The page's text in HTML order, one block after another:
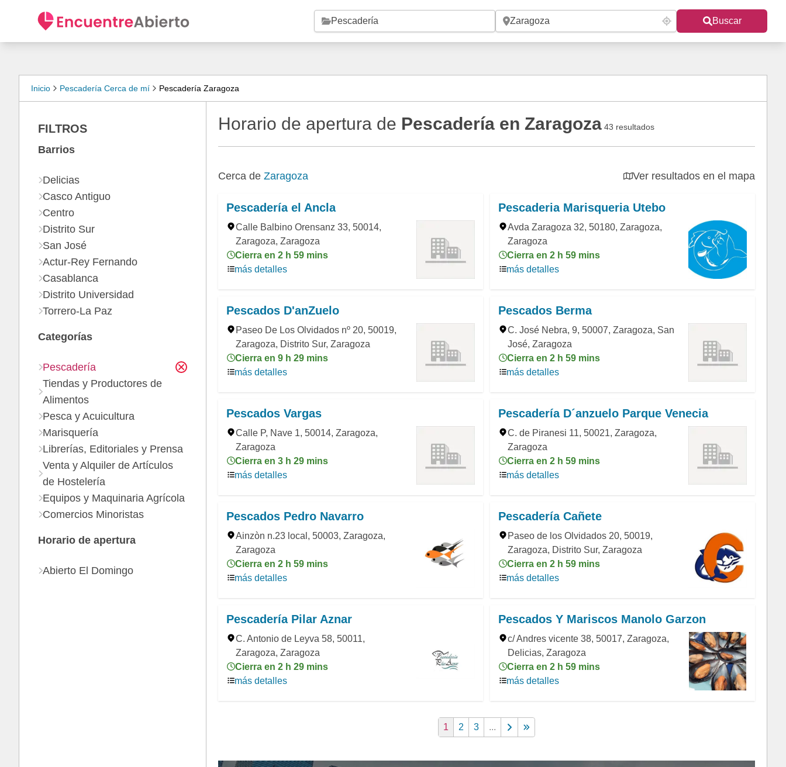
Buscar
Inicio Pescadería Cerca de mí Pescadería Zaragoza
Horario de apertura de Pescadería en Zaragoza 43 resultados
Cerca de Zaragoza Ver resultados en el mapa
Pescadería el Ancla
Calle Balbino Orensanz 33, 50014,
Zaragoza, Zaragoza
Cierra en 2 h 59 mins
más detalles
Pescaderia Marisqueria Utebo
Avda Zaragoza 32, 50180, Zaragoza,
Zaragoza
Cierra en 2 h 59 mins
más detalles
Pescados D'anZuelo
Paseo De Los Olvidados nº 20, 50019,
Zaragoza, Distrito Sur, Zaragoza
Cierra en 9 h 29 mins
más detalles
Pescados Berma
C. José Nebra, 9, 50007, Zaragoza, San
José, Zaragoza
Cierra en 2 h 59 mins
más detalles
Pescados Vargas
Calle P, Nave 1, 50014, Zaragoza,
Zaragoza
Cierra en 3 h 29 mins
más detalles
Pescadería D´anzuelo Parque Venecia
C. de Piranesi 11, 50021, Zaragoza,
Zaragoza
Cierra en 2 h 59 mins
más detalles
Pescados Pedro Navarro
Ainzòn n.23 local, 50003, Zaragoza,
Zaragoza
Cierra en 2 h 59 mins
más detalles
Pescadería Cañete
Paseo de los Olvidados 20, 50019,
Zaragoza, Distrito Sur, Zaragoza
Cierra en 2 h 59 mins
más detalles
Pescadería Pilar Aznar
C. Antonio de Leyva 58, 50011,
Zaragoza, Zaragoza
Cierra en 2 h 29 mins
más detalles
Pescados Y Mariscos Manolo Garzon
c/ Andres vicente 38, 50017, Zaragoza,
Delicias, Zaragoza
Cierra en 2 h 59 mins
más detalles
1 2 3 ...
FILTROS
Barrios
Delicias
Casco Antiguo
Centro
Distrito Sur
San José
Actur-Rey Fernando
Casablanca
Distrito Universidad
Torrero-La Paz
Categorías
Pescadería
Tiendas y Productores de
Alimentos
Pesca y Acuicultura
Marisquería
Librerías, Editoriales y Prensa
Venta y Alquiler de Artículos
de Hostelería
Equipos y Maquinaria Agrícola
Comercios Minoristas
Horario de apertura
Abierto El Domingo